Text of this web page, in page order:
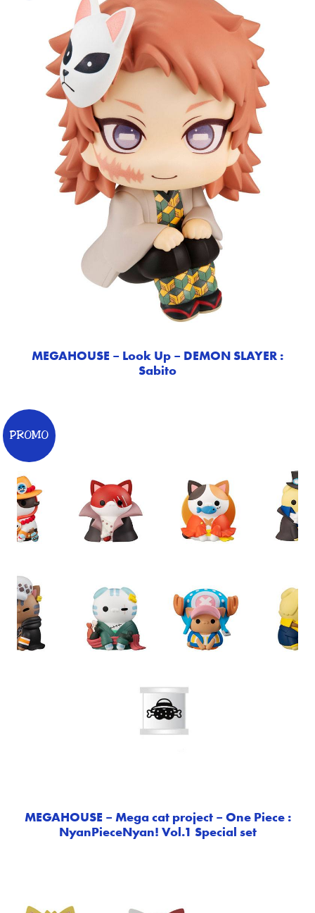
MEGAHOUSE – Look Up – DEMON SLAYER :
Sabito
PROMO
MEGAHOUSE – Mega cat project – One Piece :
NyanPieceNyan! Vol.1 Special set